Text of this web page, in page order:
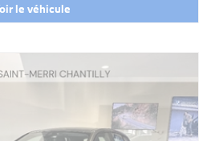
le véhicule